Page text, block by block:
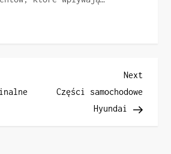
Next
Post
Next
Części samochodowe
Hyundai